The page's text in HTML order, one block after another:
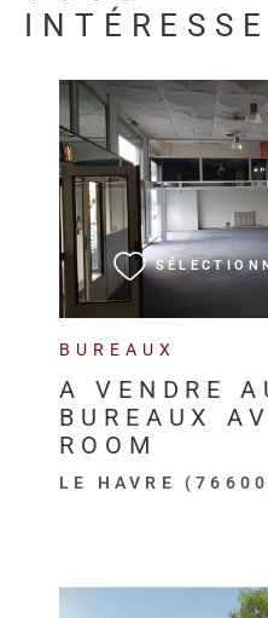
BUREAUX
A VENDRE
BUREAUX
ROOM
LE HAVRE
VOIR